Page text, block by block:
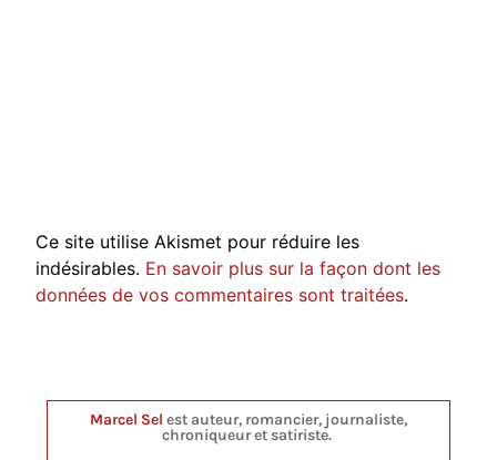
Ce site utilise Akismet pour réduire les
indésirables. En savoir plus sur la façon dont les
données de vos commentaires sont traitées.
Marcel Sel est auteur, romancier, journaliste,
chroniqueur et satiriste.